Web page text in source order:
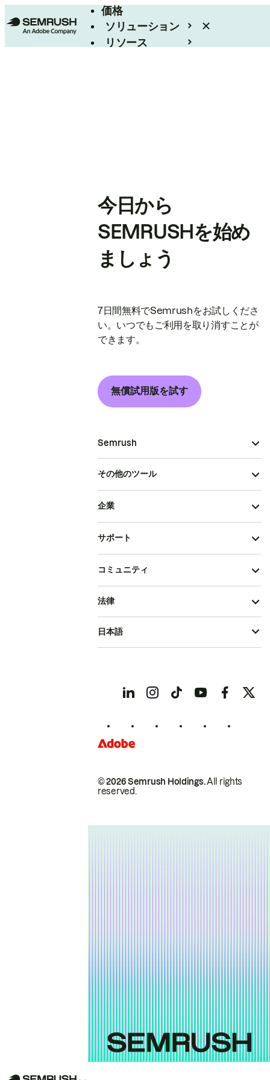
価格
ソリューション
リソース
今日から
SEMRUSHを始め
ましょう
7日間無料でSemrushをお試しくださ
い。いつでもご利用を取り消すことが
できます。
無償試用版を試す
Semrush
その他のツール
企業
サポート
コミュニティ
© 2026 Semrush Holdings.All rights
reserved.
法律
日本語